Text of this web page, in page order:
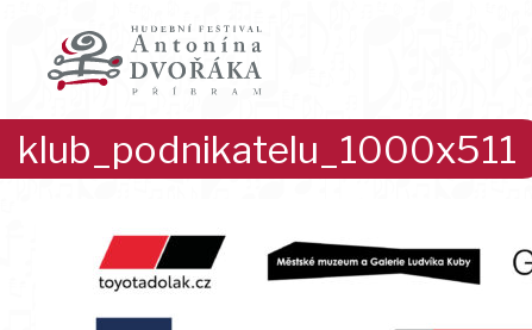
obsah
klub_podnikatelu_1000x511